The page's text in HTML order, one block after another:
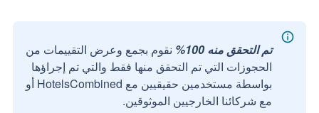
تم التحقق منه 100%
نقوم بجمع وعرض التقييمات من
الحجوزات التي تم التحقق منها فقط والتي تم إجراؤها
بواسطة مستخدمين حقيقيين مع HotelsCombined أو
مع شركائنا الخارجيين الموثوقين.